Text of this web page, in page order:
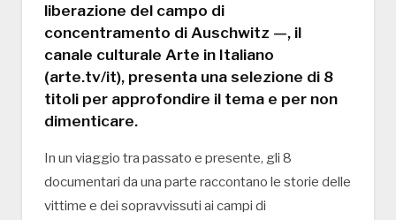
liberazione del campo di
concentramento di Auschwitz —, il
canale culturale Arte in Italiano
(arte.tv/it), presenta una selezione di 8
titoli per approfondire il tema e per non
dimenticare.
In un viaggio tra passato e presente, gli 8
documentari da una parte raccontano le storie delle
vittime e dei sopravvissuti ai campi di